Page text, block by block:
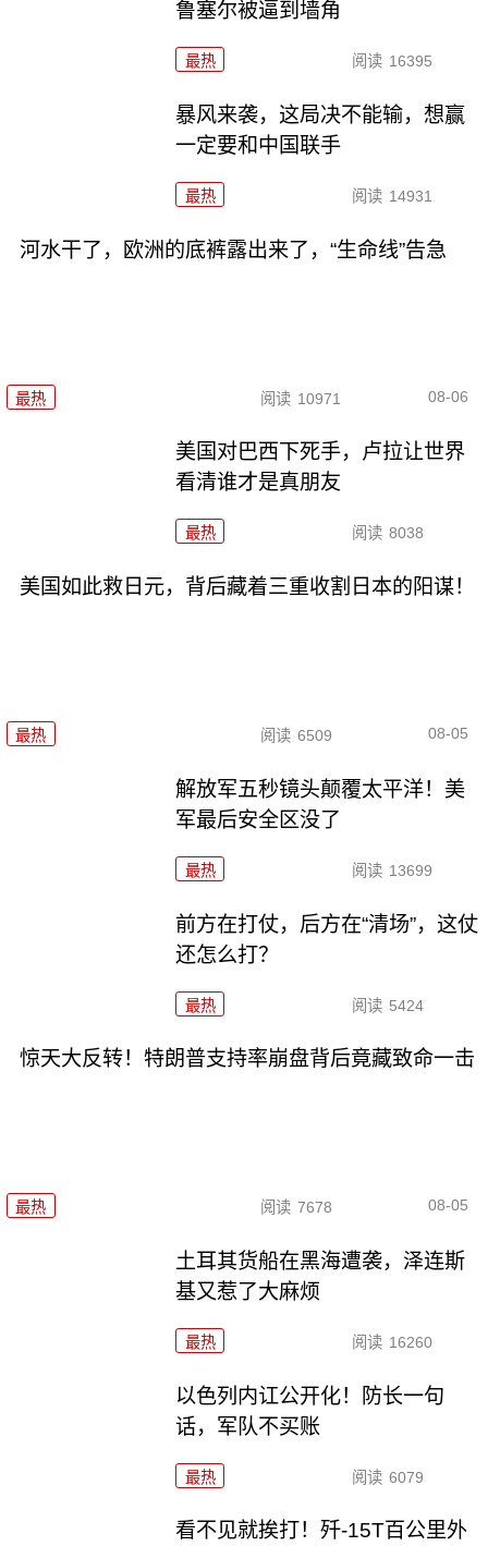
鲁塞尔被逼到墙角
最热 阅读 16395
暴风来袭，这局决不能输，想赢
一定要和中国联手
最热 阅读 14931
河水干了，欧洲的底裤露出来了，“生命线”告急
最热 阅读 10971 08-06
美国对巴西下死手，卢拉让世界
看清谁才是真朋友
最热 阅读 8038
美国如此救日元，背后藏着三重收割日本的阳谋！
最热 阅读 6509 08-05
解放军五秒镜头颠覆太平洋！美
军最后安全区没了
最热 阅读 13699
前方在打仗，后方在“清场”，这仗
还怎么打？
最热 阅读 5424
惊天大反转！特朗普支持率崩盘背后竟藏致命一击
最热 阅读 7678 08-05
土耳其货船在黑海遭袭，泽连斯
基又惹了大麻烦
最热 阅读 16260
以色列内讧公开化！防长一句
话，军队不买账
最热 阅读 6079
看不见就挨打！歼-15T百公里外